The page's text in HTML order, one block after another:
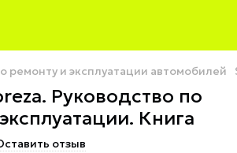
ремонту и эксплуатации автомобилей
Руководство по
Книга
отзыв